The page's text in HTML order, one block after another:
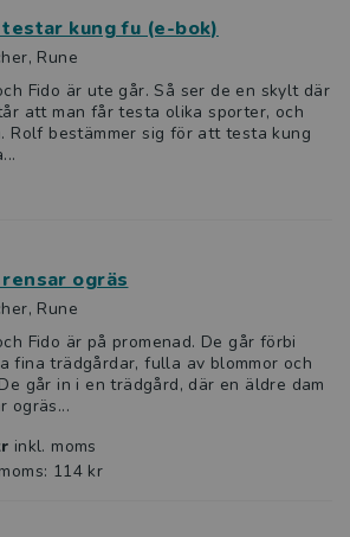
kung fu (e-bok)
Rune
Fido är ute går. Så ser de en skylt där
att man får testa olika sporter, och
Rolf bestämmer sig för att testa kung
ogräs
Rune
Fido är på promenad. De går förbi
fina trädgårdar, fulla av blommor och
går in i en trädgård, där en äldre dam
ogräs...
inkl. moms
114 kr